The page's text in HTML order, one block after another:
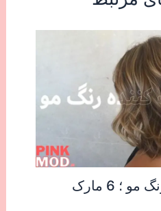
شامپو تثبیت کننده رنگ مو ؛ 6 مارک